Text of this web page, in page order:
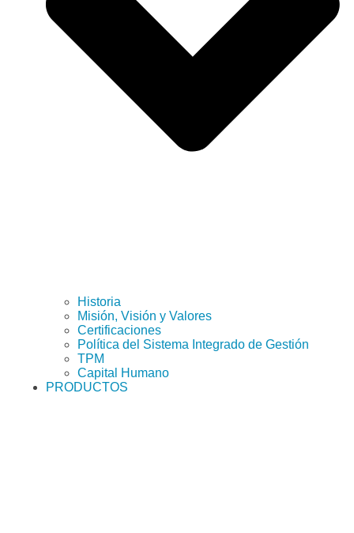
Historia
Misión, Visión y Valores
Certificaciones
Política del Sistema Integrado de Gestión
TPM
Capital Humano
PRODUCTOS